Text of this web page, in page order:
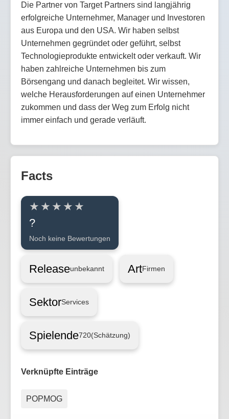
Die Partner von Target Partners sind langjährig
erfolgreiche Unternehmer, Manager und Investoren
aus Europa und den USA. Wir haben selbst
Unternehmen gegründet oder geführt, selbst
Technologieprodukte entwickelt oder verkauft. Wir
haben zahlreiche Unternehmen bis zum
Börsengang und danach begleitet. Wir wissen,
welche Herausforderungen auf einen Unternehmer
zukommen und dass der Weg zum Erfolg nicht
immer einfach und gerade verläuft.
Facts
?
Noch keine Bewertungen
Releaseunbekannt ArtFirmen
SektorServices
Spielende720(Schätzung)
Verknüpfte Einträge
POPMOG